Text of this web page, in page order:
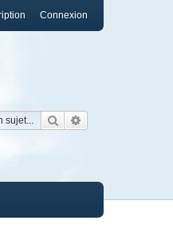
Connexion
Rechercher